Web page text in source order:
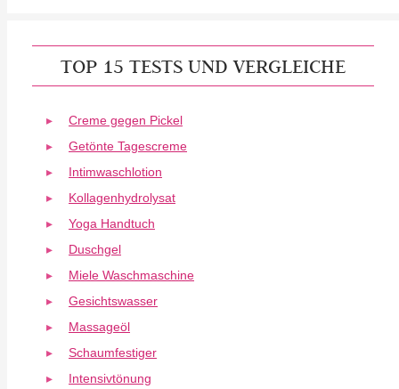
TOP 15 TESTS UND VERGLEICHE
Creme gegen Pickel
Getönte Tagescreme
Intimwaschlotion
Kollagenhydrolysat
Yoga Handtuch
Duschgel
Miele Waschmaschine
Gesichtswasser
Massageöl
Schaumfestiger
Intensivtönung